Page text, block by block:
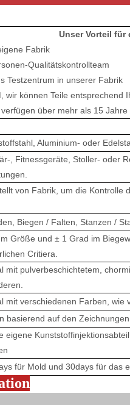
Unser Vorteil für
Fabrik
Qualitätskontrollteam
Testzentrum in unserer Fabrik
wir können Teile entsprechend
über mehr als 15 Jahre
Aluminium- oder
, Fitnessgeräte, Stoller- oder
von Fabrik, um die Kontrolle
Biegen / Falten, Stanzen /
Größe und ± 1 Grad im
Critiera.
mit pulverbeschichtetem,
mit verschiedenen Farben, wie
basierend auf den
eigene
für Mold und 30days für das